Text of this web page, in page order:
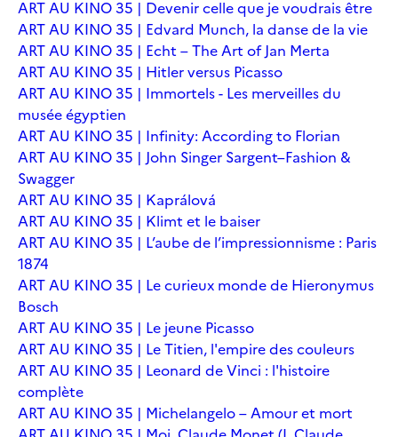
ART AU KINO 35 | Devenir celle que je voudrais être
ART AU KINO 35 | Edvard Munch, la danse de la vie
ART AU KINO 35 | Echt – The Art of Jan Merta
ART AU KINO 35 | Hitler versus Picasso
ART AU KINO 35 | Immortels - Les merveilles du
musée égyptien
ART AU KINO 35 | Infinity: According to Florian
ART AU KINO 35 | John Singer Sargent–Fashion &
Swagger
ART AU KINO 35 | Kaprálová
ART AU KINO 35 | Klimt et le baiser
ART AU KINO 35 | L’aube de l’impressionnisme : Paris
1874
ART AU KINO 35 | Le curieux monde de Hieronymus
Bosch
ART AU KINO 35 | Le jeune Picasso
ART AU KINO 35 | Le Titien, l'empire des couleurs
ART AU KINO 35 | Leonard de Vinci : l'histoire
complète
ART AU KINO 35 | Michelangelo – Amour et mort